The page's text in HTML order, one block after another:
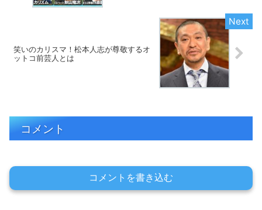
笑いのカリスマ！松本人志が尊敬するオ
ットコ前芸人とは
コメント
コメントを書き込む